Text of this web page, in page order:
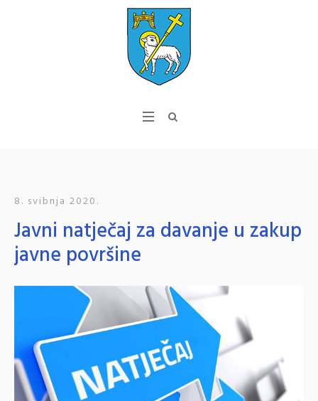
8. svibnja 2020.
Javni natječaj za davanje u zakup
javne površine